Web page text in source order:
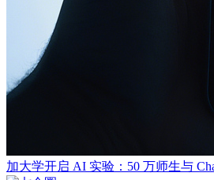
加大学开启 AI 实验：50 万师生与